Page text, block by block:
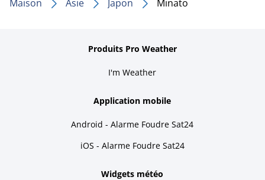
Maison Asie Japon Minato
Produits Pro Weather
I'm Weather
Application mobile
Android - Alarme Foudre Sat24
iOS - Alarme Foudre Sat24
Widgets météo